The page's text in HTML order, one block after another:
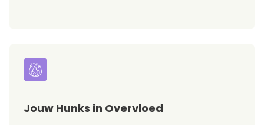
Jouw Hunks in Overvloed